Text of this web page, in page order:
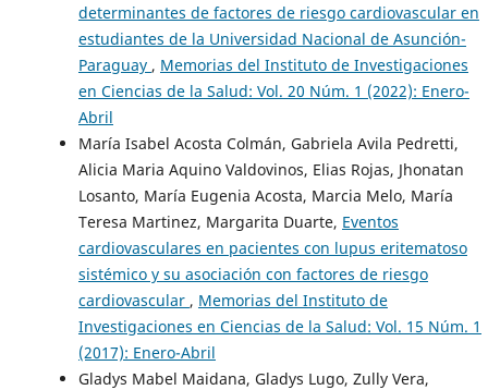
determinantes de factores de riesgo cardiovascular en
estudiantes de la Universidad Nacional de Asunción-
Paraguay , Memorias del Instituto de Investigaciones
en Ciencias de la Salud: Vol. 20 Núm. 1 (2022): Enero-
Abril
María Isabel Acosta Colmán, Gabriela Avila Pedretti,
Alicia Maria Aquino Valdovinos, Elias Rojas, Jhonatan
Losanto, María Eugenia Acosta, Marcia Melo, María
Teresa Martinez, Margarita Duarte, Eventos
cardiovasculares en pacientes con lupus eritematoso
sistémico y su asociación con factores de riesgo
cardiovascular , Memorias del Instituto de
Investigaciones en Ciencias de la Salud: Vol. 15 Núm. 1
(2017): Enero-Abril
Gladys Mabel Maidana, Gladys Lugo, Zully Vera,